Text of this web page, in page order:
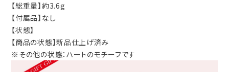
【総重量】約3.6g
【付属品】なし
【状態】
【商品の状態】新品仕上げ済み
※その他の状態：ハートのモチーフです